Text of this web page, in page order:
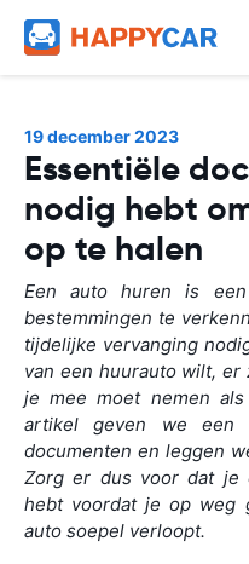
19 december 2023
Essentiële
nodig hebt
op te halen
Een auto huren is
bestemmingen te
tijdelijke vervanging
van een huurauto wilt,
je mee moet nemen
artikel geven we een
documenten en leggen
Zorg er dus voor dat je
hebt voordat je op weg
auto soepel verloopt.